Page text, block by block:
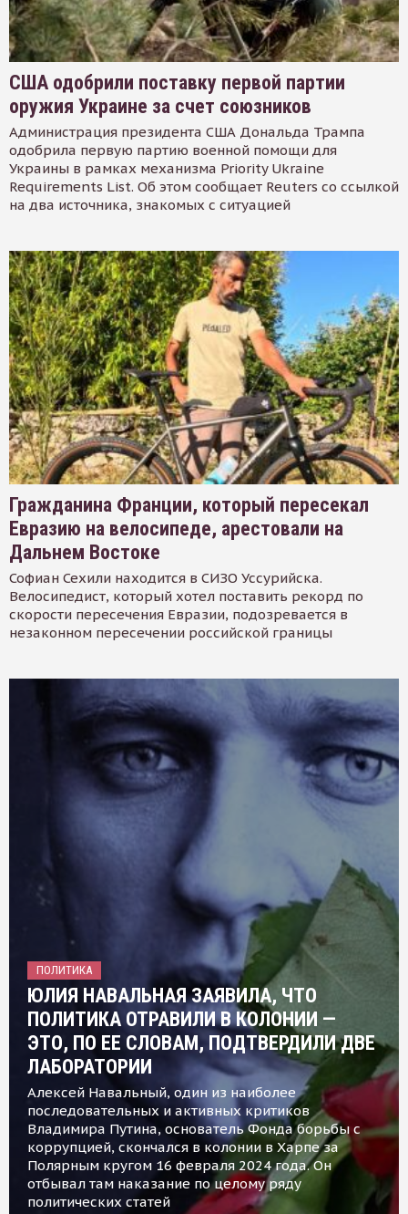
США одобрили поставку первой партии
оружия Украине за счет союзников
Администрация президента США Дональда Трампа
одобрила первую партию военной помощи для
Украины в рамках механизма Priority Ukraine
Requirements List. Об этом сообщает Reuters со ссылкой
на два источника, знакомых с ситуацией
Гражданина Франции, который пересекал
Евразию на велосипеде, арестовали на
Дальнем Востоке
Софиан Сехили находится в СИЗО Уссурийска.
Велосипедист, который хотел поставить рекорд по
скорости пересечения Евразии, подозревается в
незаконном пересечении российской границы
ПОЛИТИКА
ЮЛИЯ НАВАЛЬНАЯ ЗАЯВИЛА, ЧТО
ПОЛИТИКА ОТРАВИЛИ В КОЛОНИИ —
ЭТО, ПО ЕЕ СЛОВАМ, ПОДТВЕРДИЛИ ДВЕ
ЛАБОРАТОРИИ
Алексей Навальный, один из наиболее
последовательных и активных критиков
Владимира Путина, основатель Фонда борьбы с
коррупцией, скончался в колонии в Харпе за
Полярным кругом 16 февраля 2024 года. Он
отбывал там наказание по целому ряду
политических статей